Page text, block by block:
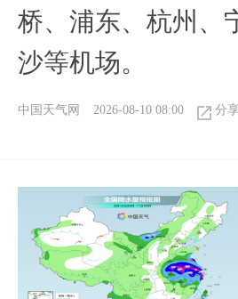
桥、浦东、杭州、
沙等机场。
中国天气网 2026-08-10 08:00 分享